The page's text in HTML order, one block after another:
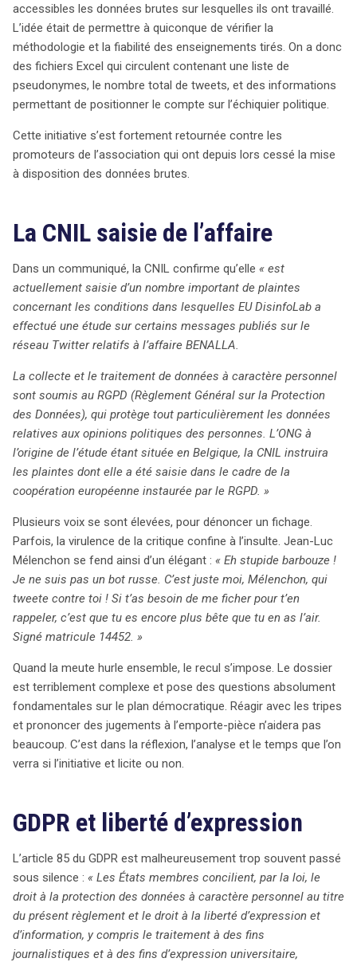
accessibles les données brutes sur lesquelles ils ont travaillé.
L’idée était de permettre à quiconque de vérifier la
méthodologie et la fiabilité des enseignements tirés. On a donc
des fichiers Excel qui circulent contenant une liste de
pseudonymes, le nombre total de tweets, et des informations
permettant de positionner le compte sur l’échiquier politique.
Cette initiative s’est fortement retournée contre les
promoteurs de l’association qui ont depuis lors cessé la mise
à disposition des données brutes.
La CNIL saisie de l’affaire
Dans un communiqué, la CNIL confirme qu’elle « est
actuellement saisie d’un nombre important de plaintes
concernant les conditions dans lesquelles EU DisinfoLab a
effectué une étude sur certains messages publiés sur le
réseau Twitter relatifs à l’affaire BENALLA.
La collecte et le traitement de données à caractère personnel
sont soumis au RGPD (Règlement Général sur la Protection
des Données), qui protège tout particulièrement les données
relatives aux opinions politiques des personnes. L’ONG à
l’origine de l’étude étant située en Belgique, la CNIL instruira
les plaintes dont elle a été saisie dans le cadre de la
coopération européenne instaurée par le RGPD. »
Plusieurs voix se sont élevées, pour dénoncer un fichage.
Parfois, la virulence de la critique confine à l’insulte. Jean-Luc
Mélenchon se fend ainsi d’un élégant : « Eh stupide barbouze !
Je ne suis pas un bot russe. C’est juste moi, Mélenchon, qui
tweete contre toi ! Si t’as besoin de me ficher pour t’en
rappeler, c’est que tu es encore plus bête que tu en as l’air.
Signé matricule 14452. »
Quand la meute hurle ensemble, le recul s’impose. Le dossier
est terriblement complexe et pose des questions absolument
fondamentales sur le plan démocratique. Réagir avec les tripes
et prononcer des jugements à l’emporte-pièce n’aidera pas
beaucoup. C’est dans la réflexion, l’analyse et le temps que l’on
verra si l’initiative et licite ou non.
GDPR et liberté d’expression
L’article 85 du GDPR est malheureusement trop souvent passé
sous silence : « Les États membres concilient, par la loi, le
droit à la protection des données à caractère personnel au titre
du présent règlement et le droit à la liberté d’expression et
d’information, y compris le traitement à des fins
journalistiques et à des fins d’expression universitaire,